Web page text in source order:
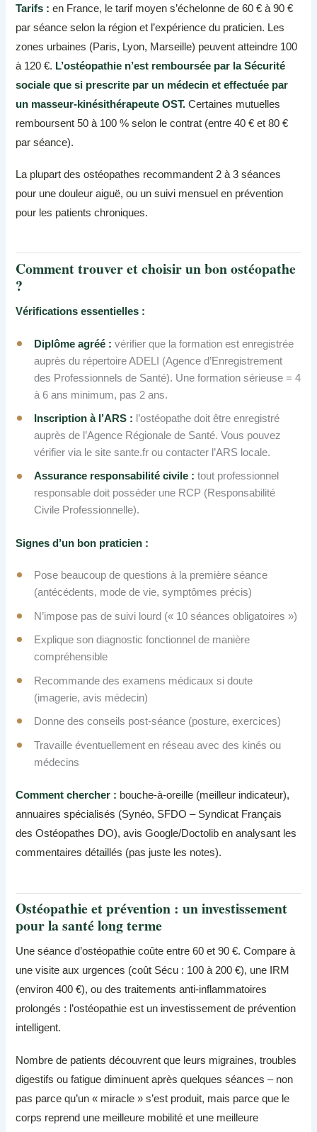
Tarifs : en France, le tarif moyen s’échelonne de 60 € à 90 €
par séance selon la région et l’expérience du praticien. Les
zones urbaines (Paris, Lyon, Marseille) peuvent atteindre 100
à 120 €. L’ostéopathie n’est remboursée par la Sécurité
sociale que si prescrite par un médecin et effectuée par
un masseur-kinésithérapeute OST. Certaines mutuelles
remboursent 50 à 100 % selon le contrat (entre 40 € et 80 €
par séance).
La plupart des ostéopathes recommandent 2 à 3 séances
pour une douleur aiguë, ou un suivi mensuel en prévention
pour les patients chroniques.
Comment trouver et choisir un bon ostéopathe
?
Vérifications essentielles :
Diplôme agréé : vérifier que la formation est enregistrée
auprès du répertoire ADELI (Agence d’Enregistrement
des Professionnels de Santé). Une formation sérieuse = 4
à 6 ans minimum, pas 2 ans.
Inscription à l’ARS : l’ostéopathe doit être enregistré
auprès de l’Agence Régionale de Santé. Vous pouvez
vérifier via le site sante.fr ou contacter l’ARS locale.
Assurance responsabilité civile : tout professionnel
responsable doit posséder une RCP (Responsabilité
Civile Professionnelle).
Signes d’un bon praticien :
Pose beaucoup de questions à la première séance
(antécédents, mode de vie, symptômes précis)
N’impose pas de suivi lourd (« 10 séances obligatoires »)
Explique son diagnostic fonctionnel de manière
compréhensible
Recommande des examens médicaux si doute
(imagerie, avis médecin)
Donne des conseils post-séance (posture, exercices)
Travaille éventuellement en réseau avec des kinés ou
médecins
Comment chercher : bouche-à-oreille (meilleur indicateur),
annuaires spécialisés (Synéo, SFDO – Syndicat Français
des Ostéopathes DO), avis Google/Doctolib en analysant les
commentaires détaillés (pas juste les notes).
Ostéopathie et prévention : un investissement
pour la santé long terme
Une séance d’ostéopathie coûte entre 60 et 90 €. Compare à
une visite aux urgences (coût Sécu : 100 à 200 €), une IRM
(environ 400 €), ou des traitements anti-inflammatoires
prolongés : l’ostéopathie est un investissement de prévention
intelligent.
Nombre de patients découvrent que leurs migraines, troubles
digestifs ou fatigue diminuent après quelques séances – non
pas parce qu’un « miracle » s’est produit, mais parce que le
corps reprend une meilleure mobilité et une meilleure